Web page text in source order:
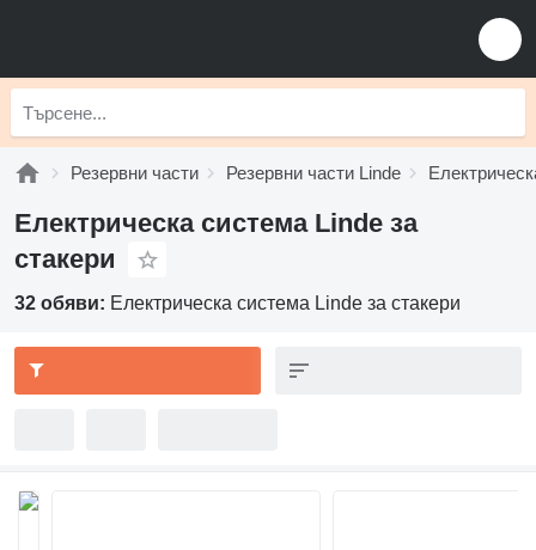
Резервни части Резервни части Linde
Електрическа система Linde за
стакери
32 обяви: Електрическа система Linde за стакери